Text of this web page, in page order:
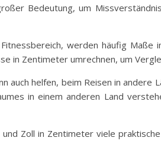
Bedeutung, um
werden häufig
in Zentimeter umrechnen, um
auch helfen, beim Reisen in
in einem anderen Land
Zoll in Zentimeter viele